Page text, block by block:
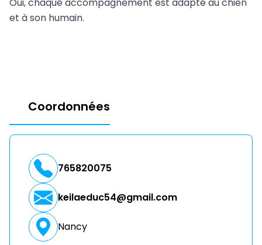
et à son humain.
Coordonnées
765820075
keilaeduc54@gmail.com
Nancy